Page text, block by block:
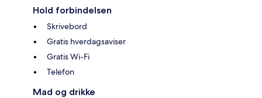
Hold forbindelsen
Skrivebord
Gratis hverdagsaviser
Gratis Wi-Fi
Telefon
Mad og drikke